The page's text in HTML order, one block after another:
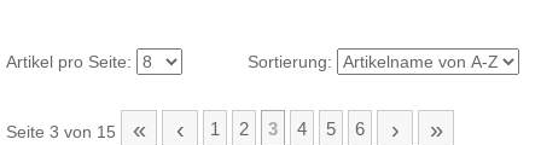
Artikel pro Seite: Sortierung:
Seite 3 von 15 « ‹ 1 2 3 4 5 6 › »